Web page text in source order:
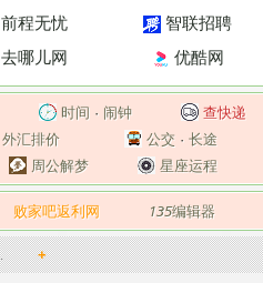
前程无忧 智联招聘
去哪儿网 优酷网
时间· 闹钟 查快递
外汇排价 公交 ·长途
周公解梦 星座运程
败家吧返利网 135编辑器
+